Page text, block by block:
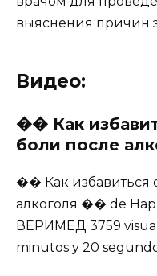
выяснения причин
Видео:
�� Как
боли после
�� Как избавиться
алкоголя �� de
ВЕРИМЕД 3759
minutos y 20